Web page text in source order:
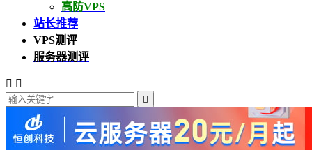
高防VPS
站长推荐
VPS测评
服务器测评
 
